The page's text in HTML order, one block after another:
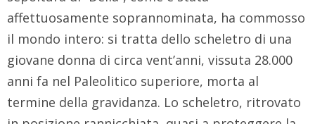
affettuosamente soprannominata, ha commosso
il mondo intero: si tratta dello scheletro di una
giovane donna di circa vent’anni, vissuta 28.000
anni fa nel Paleolitico superiore, morta al
termine della gravidanza. Lo scheletro, ritrovato